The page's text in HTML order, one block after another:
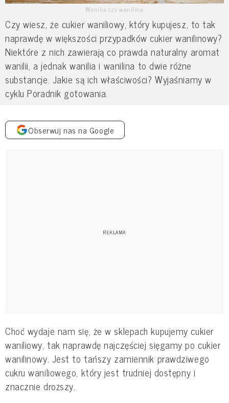
Wanilia czy wanilina
Czy wiesz, że cukier waniliowy, który kupujesz, to tak
naprawdę w większości przypadków cukier wanilinowy?
Niektóre z nich zawierają co prawda naturalny aromat
wanilii, a jednak wanilia i wanilina to dwie różne
substancje. Jakie są ich właściwości? Wyjaśniamy w
cyklu Poradnik gotowania.
Obserwuj nas na Google
Choć wydaje nam się, że w sklepach kupujemy cukier
waniliowy, tak naprawdę najczęściej sięgamy po cukier
wanilinowy. Jest to tańszy zamiennik prawdziwego
cukru waniliowego, który jest trudniej dostępny i
znacznie droższy.